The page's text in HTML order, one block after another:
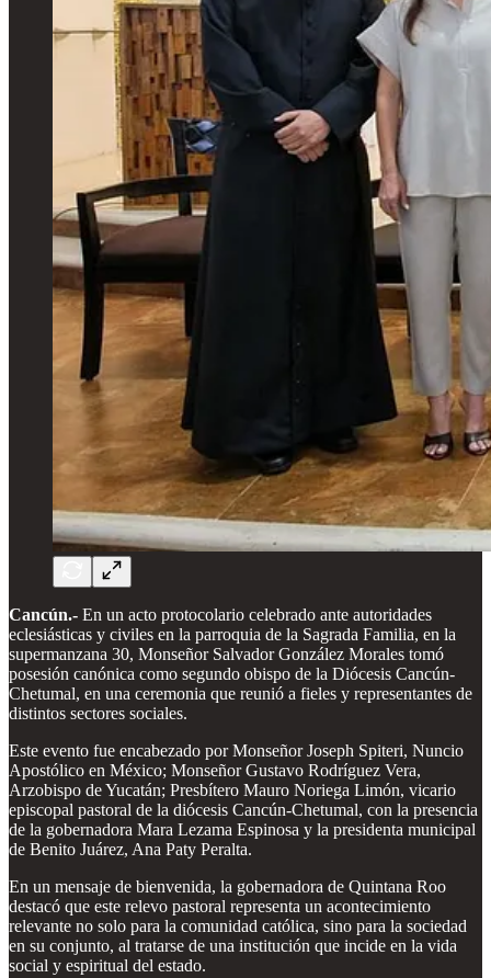
Cancún.- En un acto protocolario celebrado ante autoridades
eclesiásticas y civiles en la parroquia de la Sagrada Familia, en la
supermanzana 30, Monseñor Salvador González Morales tomó
posesión canónica como segundo obispo de la Diócesis Cancún-
Chetumal, en una ceremonia que reunió a fieles y representantes de
distintos sectores sociales.
Este evento fue encabezado por Monseñor Joseph Spiteri, Nuncio
Apostólico en México; Monseñor Gustavo Rodríguez Vera,
Arzobispo de Yucatán; Presbítero Mauro Noriega Limón, vicario
episcopal pastoral de la diócesis Cancún-Chetumal, con la presencia
de la gobernadora Mara Lezama Espinosa y la presidenta municipal
de Benito Juárez, Ana Paty Peralta.
En un mensaje de bienvenida, la gobernadora de Quintana Roo
destacó que este relevo pastoral representa un acontecimiento
relevante no solo para la comunidad católica, sino para la sociedad
en su conjunto, al tratarse de una institución que incide en la vida
social y espiritual del estado.